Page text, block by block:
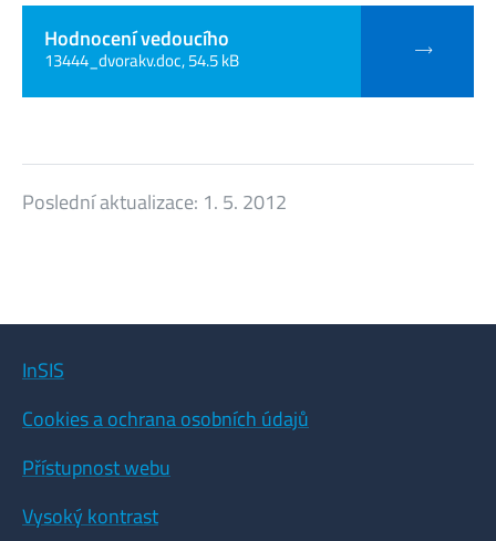
Hodnocení vedoucího
13444_dvorakv.doc, 54.5 kB
Poslední aktualizace: 1. 5. 2012
InSIS
Cookies a ochrana osobních údajů
Přístupnost webu
Vysoký kontrast